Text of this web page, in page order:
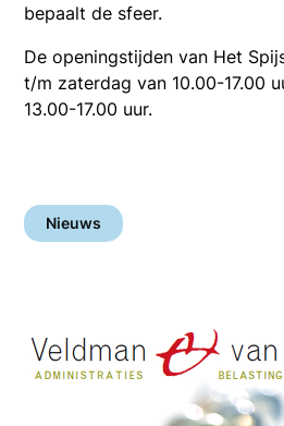
bepaalt de sfeer.
De openingstijden van Het
t/m zaterdag van 10.00-17.00
13.00-17.00 uur.
Nieuws